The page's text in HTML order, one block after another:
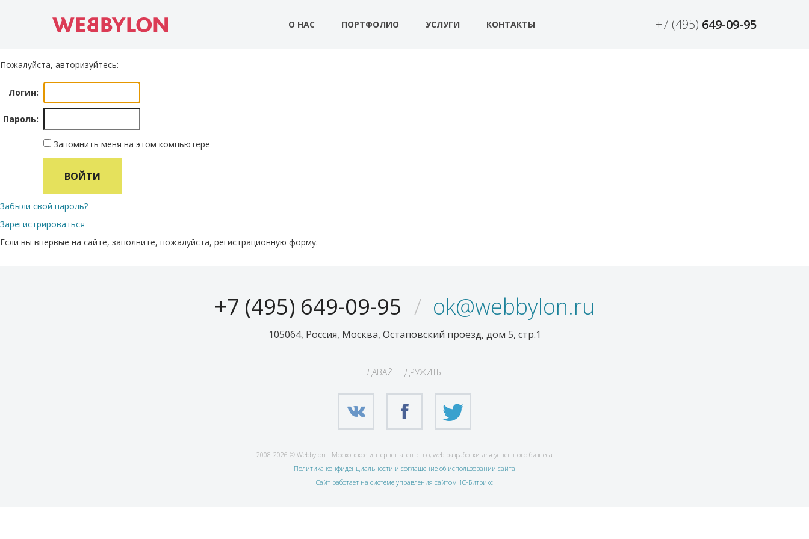
О НАС ПОРТФОЛИО УСЛУГИ КОНТАКТЫ +7 (495) 649-09-95
Пожалуйста, авторизуйтесь:
Логин:
Пароль:
Запомнить меня на этом компьютере
Забыли свой пароль?
Зарегистрироваться
Если вы впервые на сайте, заполните, пожалуйста, регистрационную форму.
+7 (495) 649-09-95 ok@webbylon.ru
105064, Россия, Москва, Остаповский проезд, дом 5, стр.1
ДАВАЙТЕ ДРУЖИТЬ!
2008-2026 © Webbylon - Московское интернет-агентство, web разработки для успешного бизнеса
Политика конфиденциальности и соглашение об использовании сайта
Сайт работает на системе управления сайтом 1С-Битрикс